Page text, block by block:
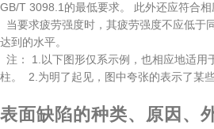
GB/T 3098.1的最低要求。 此外还应符合相
当要求疲劳强度时，其疲劳强度不应低于
达到的水平。
注： 1.以下图形仅系示例，也相应地适用
柱。 2.为明了起见，图中夸张的表示了某些
表面缺陷的种类、原因、